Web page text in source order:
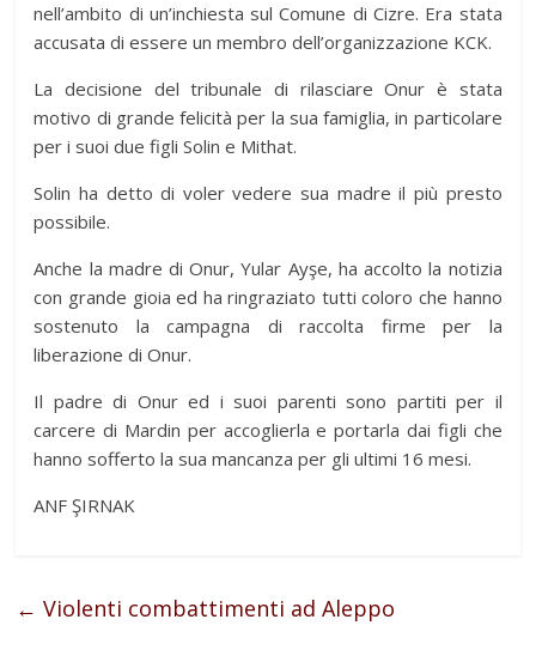
nell’ambito di un’inchiesta sul Comune di Cizre. Era stata
accusata di essere un membro dell’organizzazione KCK.
La decisione del tribunale di rilasciare Onur è stata
motivo di grande felicità per la sua famiglia, in particolare
per i suoi due figli Solin e Mithat.
Solin ha detto di voler vedere sua madre il più presto
possibile.
Anche la madre di Onur, Yular Ayşe, ha accolto la notizia
con grande gioia ed ha ringraziato tutti coloro che hanno
sostenuto la campagna di raccolta firme per la
liberazione di Onur.
Il padre di Onur ed i suoi parenti sono partiti per il
carcere di Mardin per accoglierla e portarla dai figli che
hanno sofferto la sua mancanza per gli ultimi 16 mesi.
ANF ŞIRNAK
← Violenti combattimenti ad Aleppo